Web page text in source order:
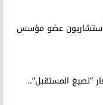
عضو مؤسس
”نصيغ المستقبل”..